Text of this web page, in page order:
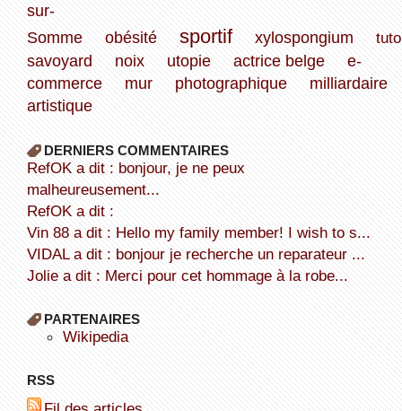
sur-
Somme
obésité sportif xylospongium
tuto
savoyard
noix utopie actrice belge
e-
commerce
mur photographique
milliardaire
artistique
DERNIERS COMMENTAIRES
refOK a dit : bonjour, je ne peux
malheureusement...
refOK a dit :
Vin 88 a dit : Hello my family member! I wish to s...
VIDAL a dit : bonjour je recherche un reparateur ...
Jolie a dit : Merci pour cet hommage à la robe...
PARTENAIRES
wikipedia
RSS